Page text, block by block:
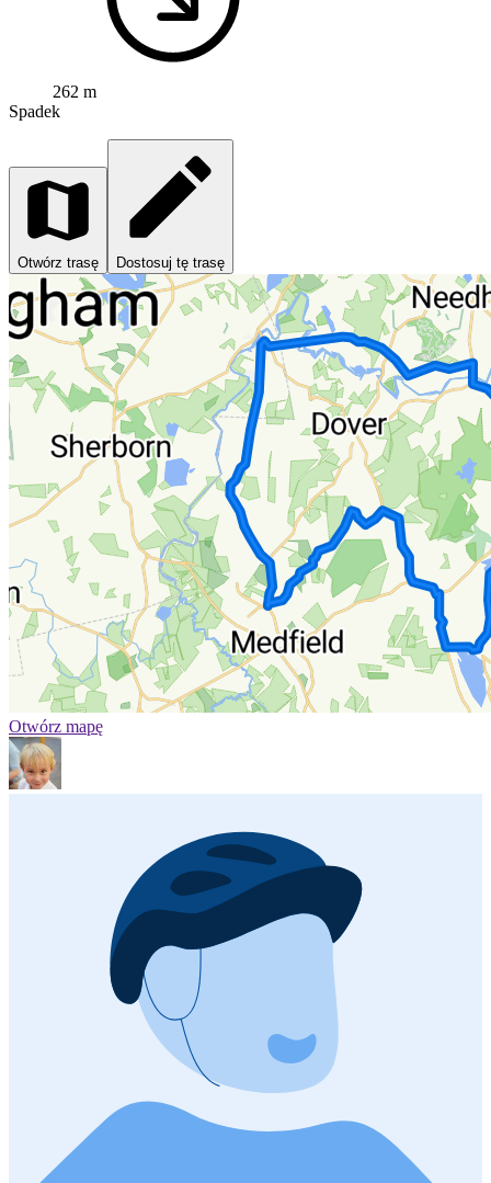
262 m
Spadek
Otwórz trasę Dostosuj tę trasę
Otwórz mapę